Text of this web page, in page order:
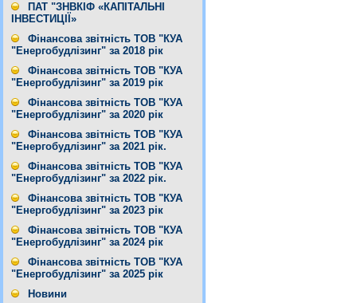
ПАТ "ЗНВКІФ «КАПІТАЛЬНІ
ІНВЕСТИЦІЇ»
Фінансова звітність ТОВ "КУА
"Енергобудлізинг" за 2018 рік
Фінансова звітність ТОВ "КУА
"Енергобудлізинг" за 2019 рік
Фінансова звітність ТОВ "КУА
"Енергобудлізинг" за 2020 рік
Фінансова звітність ТОВ "КУА
"Енергобудлізинг" за 2021 рік.
Фінансова звітність ТОВ "КУА
"Енергобудлізинг" за 2022 рік.
Фінансова звітність ТОВ "КУА
"Енергобудлізинг" за 2023 рік
Фінансова звітність ТОВ "КУА
"Енергобудлізинг" за 2024 рік
Фінансова звітність ТОВ "КУА
"Енергобудлізинг" за 2025 рік
Новини